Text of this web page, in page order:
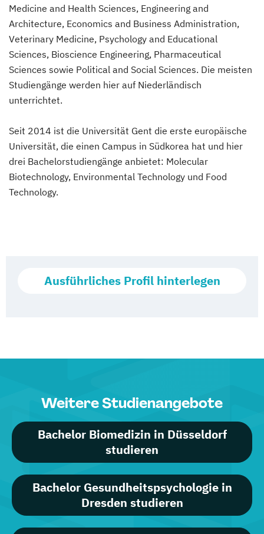
Medicine and Health Sciences, Engineering and
Architecture, Economics and Business Administration,
Veterinary Medicine, Psychology and Educational
Sciences, Bioscience Engineering, Pharmaceutical
Sciences sowie Political and Social Sciences. Die meisten
Studiengänge werden hier auf Niederländisch
unterrichtet.
Seit 2014 ist die Universität Gent die erste europäische
Universität, die einen Campus in Südkorea hat und hier
drei Bachelorstudiengänge anbietet: Molecular
Biotechnology, Environmental Technology und Food
Technology.
Ausführliches Profil hinterlegen
Weitere Studienangebote
Bachelor Biomedizin in Düsseldorf
studieren
Bachelor Gesundheitspsychologie in
Dresden studieren